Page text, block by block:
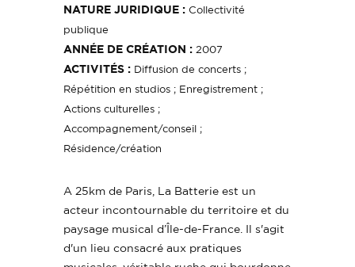
NATURE JURIDIQUE : Collectivité
publique
ANNÉE DE CRÉATION : 2007
ACTIVITÉS : Diffusion de concerts ;
Répétition en studios ; Enregistrement ;
Actions culturelles ;
Accompagnement/conseil ;
Résidence/création
A 25km de Paris, La Batterie est un
acteur incontournable du territoire et du
paysage musical d’Île-de-France. Il s'agit
d'un lieu consacré aux pratiques